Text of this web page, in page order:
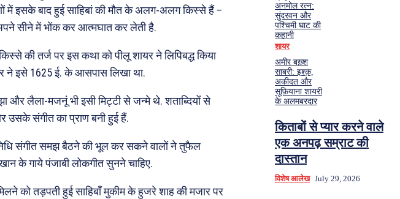
में इसके बाद हुई साहिबां की मौत के अलग-अलग किस्से हैं –
सीने में भोंक कर आत्मघात कर लेती है.
की तर्ज पर इस कथा को पीलू शायर ने लिपिबद्ध किया
ने इसे 1625 ई. के आसपास लिखा था.
और लैला-मजनूं भी इसी मिट्टी से जन्मे थे. शताब्दियों से
उसके संगीत का प्राण बनी हुई हैं.
संगीत समझ बैठने की भूल कर सकने वालों ने तुफैल
के गाये पंजाबी लोकगीत सुनने चाहिए.
को तड़पती हुई साहिबाँ मुकीम के हुजरे शाह की मजार पर
अनमोल रत्न:
सुंदरवन और
पश्चिमी घाट की
कहानी
शायर
अमीर बख़्श
साबरी: इश्क़,
अकीदत और
सूफ़ियाना शायरी
के अलमबरदार
किताबों से प्यार करने वाले
एक अनपढ़ सम्राट की
दास्तान
विशेष आलेख July 29, 2026